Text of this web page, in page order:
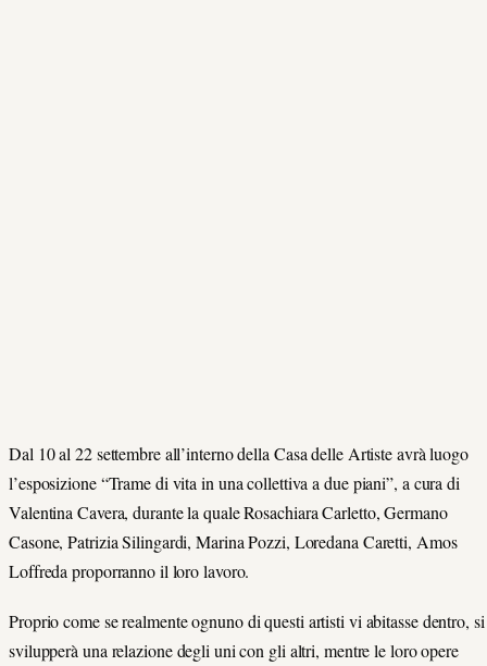
Dal 10 al 22 settembre all’interno della Casa delle Artiste avrà luogo
l’esposizione “Trame di vita in una collettiva a due piani”, a cura di
Valentina Cavera, durante la quale Rosachiara Carletto, Germano
Casone, Patrizia Silingardi, Marina Pozzi, Loredana Caretti, Amos
Loffreda proporranno il loro lavoro.
Proprio come se realmente ognuno di questi artisti vi abitasse dentro, si
svilupperà una relazione degli uni con gli altri, mentre le loro opere